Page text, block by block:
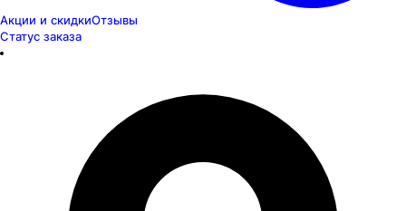
Акции и скидкиОтзывы
Статус заказа